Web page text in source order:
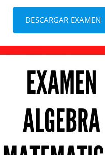
DESCARGAR EXAMEN